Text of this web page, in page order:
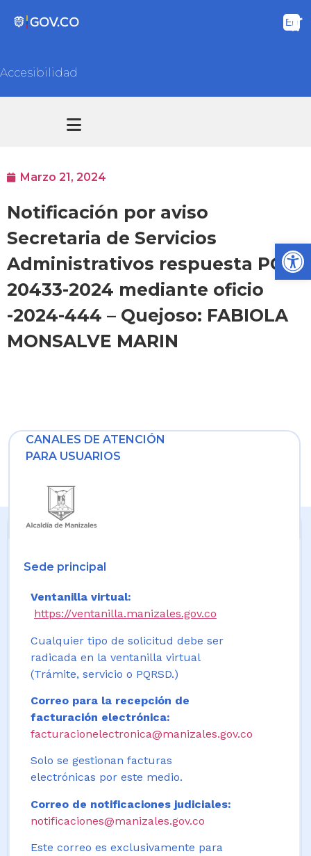
Accesibilidad
Marzo 21, 2024
Notificación por aviso
Secretaria de Servicios
Administrativos respuesta PQR
20433-2024 mediante oficio
-2024-444 – Quejoso: FABIOLA
MONSALVE MARIN
CANALES DE ATENCIÓN
PARA USUARIOS
Sede principal
Ventanilla virtual:
https://ventanilla.manizales.gov.co
Cualquier tipo de solicitud debe ser
radicada en la ventanilla virtual
(Trámite, servicio o PQRSD.)
Correo para la recepción de
facturación electrónica:
facturacionelectronica@manizales.gov.co
Solo se gestionan facturas
electrónicas por este medio.
Correo de notificaciones judiciales:
notificaciones@manizales.gov.co
Este correo es exclusivamente para